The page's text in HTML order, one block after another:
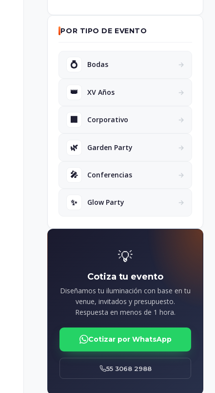
POR TIPO DE EVENTO
💍 Bodas →
👑 XV Años →
🏢 Corporativo →
🌿 Garden Party →
🎤 Conferencias →
✨ Glow Party →
💡
Cotiza tu evento
Diseñamos tu iluminación con base en tu
venue, invitados y presupuesto.
Respuesta en menos de 1 hora.
Cotizar por WhatsApp
55 3068 2988